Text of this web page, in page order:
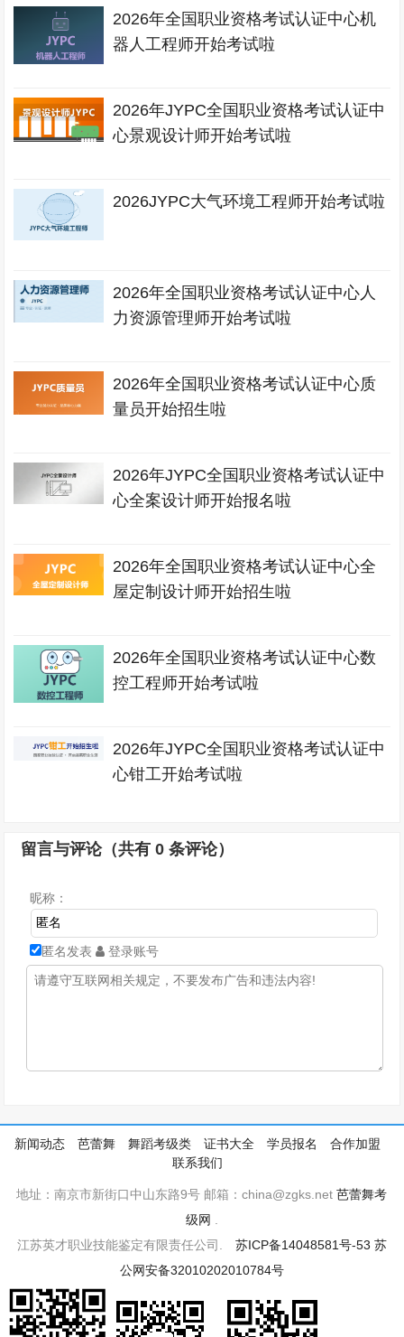
2026年全国职业资格考试认证中心机
器人工程师开始考试啦
2026年JYPC全国职业资格考试认证中
心景观设计师开始考试啦
2026JYPC大气环境工程师开始考试啦
2026年全国职业资格考试认证中心人
力资源管理师开始考试啦
2026年全国职业资格考试认证中心质
量员开始招生啦
2026年JYPC全国职业资格考试认证中
心全案设计师开始报名啦
2026年全国职业资格考试认证中心全
屋定制设计师开始招生啦
2026年全国职业资格考试认证中心数
控工程师开始考试啦
2026年JYPC全国职业资格考试认证中
心钳工开始考试啦
留言与评论（共有0 条评论）
昵称：
匿名发表 登录账号
新闻动态 芭蕾舞 舞蹈考级类 证书大全 学员报名
合作加盟
联系我们
地址：南京市新街口中山东路9号 邮箱：china@zgks.net芭蕾舞考
级网
江苏英才职业技能鉴定有限责任公司. 苏ICP备14048581号-53 苏
公网安备32010202010784号